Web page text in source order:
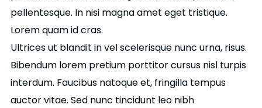
pellentesque. In nisi magna amet eget tristique.
Lorem quam id cras.
Ultrices ut blandit in vel scelerisque nunc urna, risus.
Bibendum lorem pretium porttitor cursus nisl turpis
interdum. Faucibus natoque et, fringilla tempus
auctor vitae. Sed nunc tincidunt leo nibh